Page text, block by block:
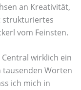
an Kreativität,
strukturiertes
vom Feinsten.
wirklich ein
tausenden Worten
ich mich in